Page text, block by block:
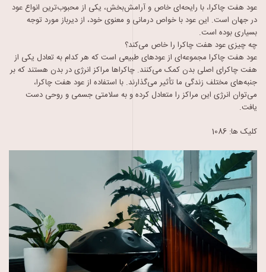
عود هفت چاکرا، با رایحه‌ای خاص و آرامش‌بخش، یکی از محبوب‌ترین انواع عود
در جهان است. این عود با خواص درمانی و معنوی خود، از دیرباز مورد توجه
بسیاری بوده است.
چه چیزی عود هفت چاکرا را خاص می‌کند؟
عود هفت چاکرا مجموعه‌ای از عودهای طبیعی است که هر کدام به تعادل یکی از
هفت چاکرای اصلی بدن کمک می‌کنند. چاکراها مراکز انرژی در بدن هستند که بر
جنبه‌های مختلف زندگی ما تأثیر می‌گذارند. با استفاده از عود هفت چاکرا،
می‌توان انرژی این مراکز را متعادل کرده و به سلامتی جسمی و روحی دست
یافت.
کلیک ها: 1086